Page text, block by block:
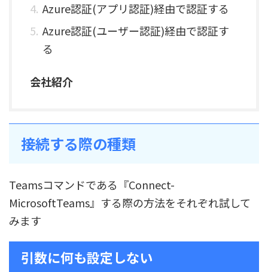
Azure認証(アプリ認証)経由で認証する
Azure認証(ユーザー認証)経由で認証す
る
会社紹介
接続する際の種類
Teamsコマンドである『Connect-
MicrosoftTeams』する際の方法をそれぞれ試して
みます
引数に何も設定しない